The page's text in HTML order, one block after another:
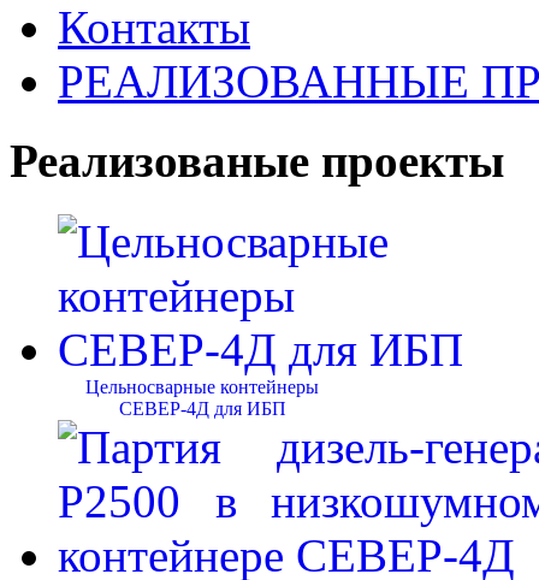
Контакты
РЕАЛИЗОВАННЫЕ
Реализованые проекты
Цельносварные контейнеры
СЕВЕР-4Д для ИБП